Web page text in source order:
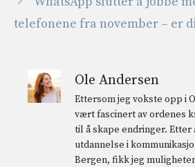
telefonene fra november – er
Ole Andersen
Ettersom jeg vokste opp i
vært fascinert av ordenes
til å skape endringer.
utdannelse i
Bergen, fikk jeg